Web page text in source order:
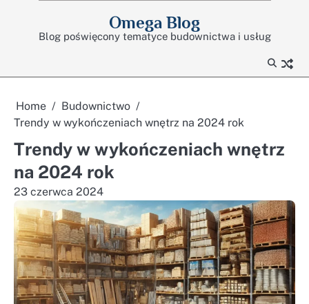
Omega Blog
Blog poświęcony tematyce budownictwa i usług
Home
Budownictwo
Trendy w wykończeniach wnętrz na 2024 rok
Trendy w wykończeniach wnętrz
na 2024 rok
23 czerwca 2024